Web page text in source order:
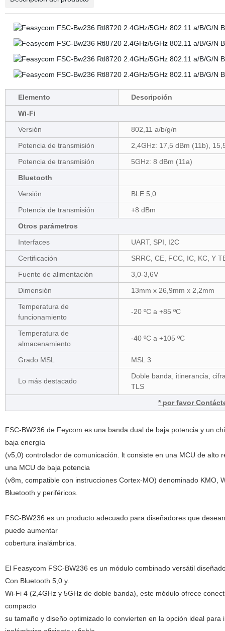
Elemento
Descripción
Wi-Fi
Versión
802,11 a/b/g/n
Potencia de transmisión
2,4GHz: 17,5 dBm (11b),
Potencia de transmisión
5GHz: 8 dBm (11a)
Bluetooth
Versión
BLE 5,0
Potencia de transmisión
+8 dBm
Otros parámetros
Interfaces
UART, SPI, I2C
Certificación
SRRC, CE, FCC, IC, KC, Y
Fuente de alimentación
3,0-3,6V
Dimensión
13mm x 26,9mm x 2,2mm
Temperatura de
funcionamiento
-20 ºC a +85 ºC
Temperatura de
almacenamiento
-40 ºC a +105 ºC
Grado MSL MSL 3
Lo más destacado
Doble banda, itinerancia,
TLS
* por favor
FSC-BW236 de Feycom es una banda dual de baja potencia y un
baja energía
(v5,0) controlador de comunicación. lt consiste en una MCU de
una MCU de baja potencia
(v8m, compatible con instrucciones Cortex-MO) denominado KMO,
Bluetooth y periféricos.
FSC-BW236 es un producto adecuado para diseñadores que
puede aumentar
cobertura inalámbrica.
El Feasycom FSC-BW236 es un módulo combinado versátil
Con Bluetooth 5,0 y.
Wi-Fi 4 (2,4GHz y 5GHz de doble banda), este módulo ofrece
compacto
su tamaño y diseño optimizado lo convierten en la opción ideal